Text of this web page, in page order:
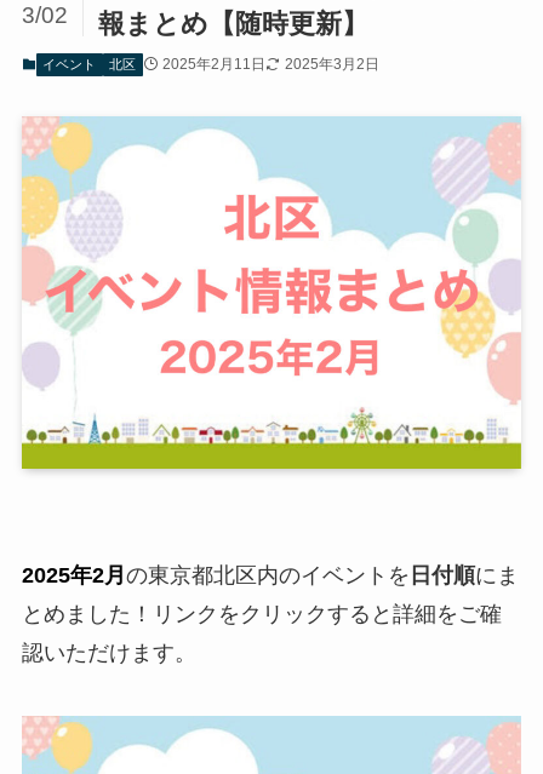
報まとめ【随時更新】
3/02
イベント 北区 2025年2月11日 2025年3月2日
2025年2月 の東京都北区内のイベントを 日付順にま
とめました！リンクをクリックすると詳細をご確
認いただけます。